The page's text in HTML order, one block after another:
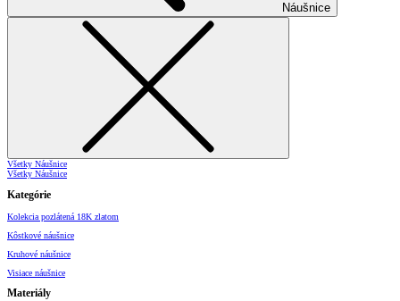
Náušnice
Všetky Náušnice
Všetky Náušnice
Kategórie
Kolekcia pozlátená 18K zlatom
Kôstkové náušnice
Kruhové náušnice
Visiace náušnice
Materiály